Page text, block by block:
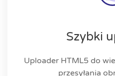
Szybki
Uploader HTML5 do
przesyłania